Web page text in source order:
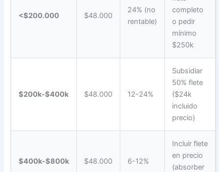
<$200.000 $48.000
24% (no
rentable)
completo
o pedir
mínimo
$250k
$200k-$400k $48.000 12-24%
Subsidiar
50% flete
($24k
incluido
precio)
$400k-$800k $48.000 6-12%
Incluir flete
en precio
(absorber